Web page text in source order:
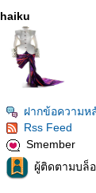
haiku
ฝากข้อความห
Rss Feed
Smember
ผู้ติดตามบล็